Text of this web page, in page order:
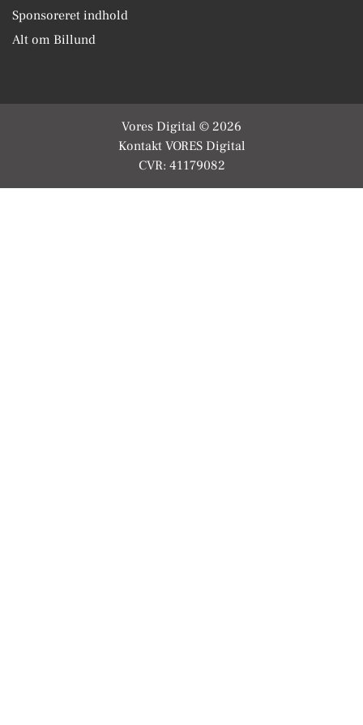
Sponsoreret indhold
Alt om Billund
Vores Digital © 2026
Kontakt VORES Digital
CVR: 41179082